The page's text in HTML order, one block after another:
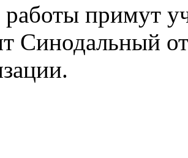
примут
Синодальный